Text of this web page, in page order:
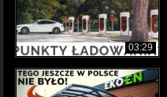
03:29